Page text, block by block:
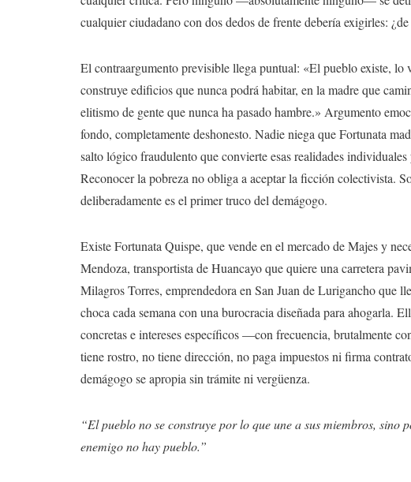
cualquier ciudadano con dos dedos de frente debería exigirles:
El contraargumento previsible llega puntual: «El pueblo existe, lo
construye edificios que nunca podrá habitar, en la madre que
elitismo de gente que nunca ha pasado hambre.» Argumento
fondo, completamente deshonesto. Nadie niega que Fortunata
salto lógico fraudulento que convierte esas realidades
Reconocer la pobreza no obliga a aceptar la ficción colectivista.
deliberadamente es el primer truco del demágogo.
Existe Fortunata Quispe, que vende en el mercado de Majes y
Mendoza, transportista de Huancayo que quiere una carretera
Milagros Torres, emprendedora en San Juan de Lurigancho que
choca cada semana con una burocracia diseñada para ahogarla.
concretas e intereses específicos —con frecuencia, brutalmente
tiene rostro, no tiene dirección, no paga impuestos ni firma
demágogo se apropia sin trámite ni vergüenza.
“El pueblo no se construye por lo que une a sus miembros, sino
enemigo no hay pueblo.”